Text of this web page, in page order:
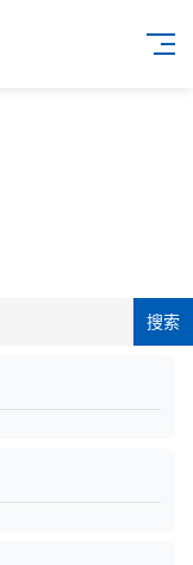
搜索